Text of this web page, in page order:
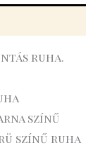
ruha.
színű
színű ruha